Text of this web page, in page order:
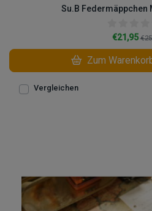
Su.B Federmäppchen
€21,95
Zum
Vergleichen